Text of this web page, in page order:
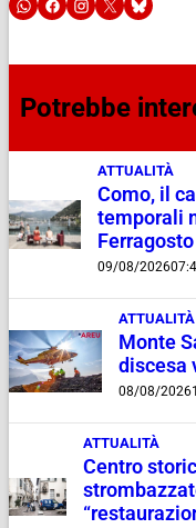
Potrebbe
ATTUALITÀ
Como, il
temporali
Ferragosto
09/08/2026
ATTUALITÀ
Monte
discesa
08/08/2026
ATTUALITÀ
Centro